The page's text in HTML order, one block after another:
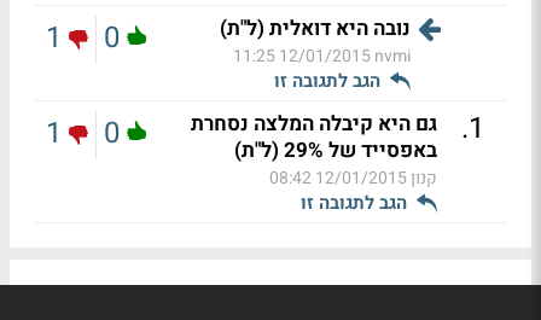
נובה היא דואלית (ל"ת)
nvmi
12/01/2015 11:25
הגב לתגובה זו
0
1
1
.
גם היא קיבלה המלצה נסחרת
באפסייד של 29% (ל"ת)
קנון12/01/2015 08:42
הגב לתגובה זו
0
1